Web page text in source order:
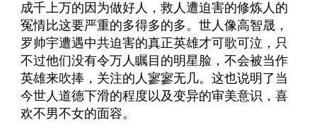
成千上万的因为做好人，救人遭迫害的修炼人的
冤情比这要严重的多得多的多。世人像高智晟，
罗帅宇遭遇中共迫害的真正英雄才可歌可泣，只
不过他们没有令万人瞩目的明星脸，不会被当作
英雄来吹捧，关注的人寥寥无几。这也说明了当
今世人道德下滑的程度以及变异的审美意识，喜
欢不男不女的面容。